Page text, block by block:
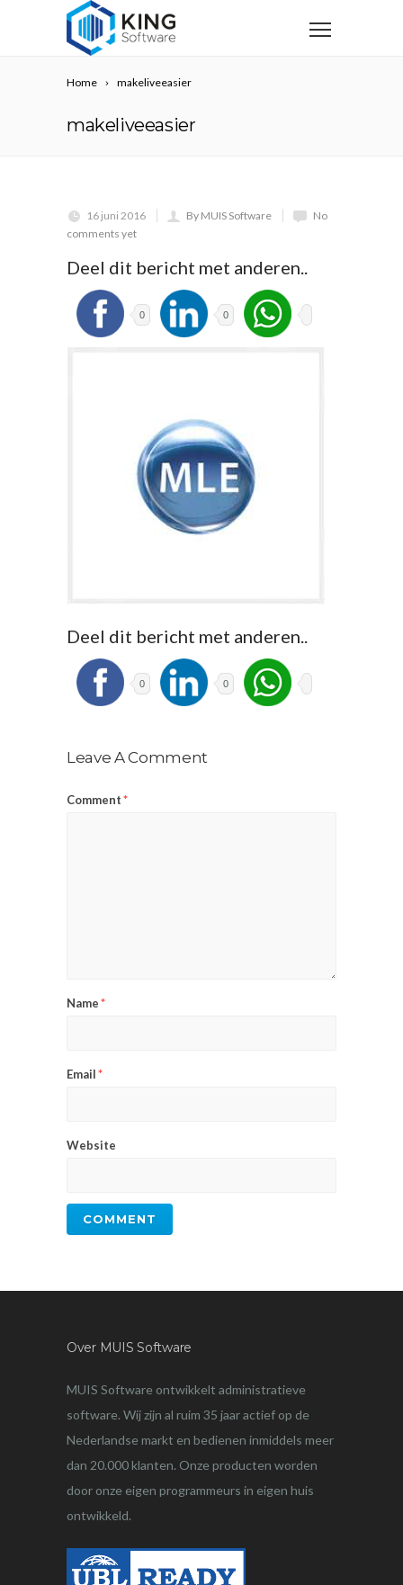
Home makeliveeasier
makeliveeasier
16 juni 2016 By MUIS Software
No
comments yet
Deel dit bericht met anderen..
0 0
Deel dit bericht met anderen..
0 0
Leave A Comment
Comment*
Name*
Email*
Website
Over MUIS Software
MUIS Software ontwikkelt administratieve
software. Wij zijn al ruim 35 jaar actief op de
Nederlandse markt en bedienen inmiddels meer
dan 20.000 klanten. Onze producten worden
door onze eigen programmeurs in eigen huis
ontwikkeld.